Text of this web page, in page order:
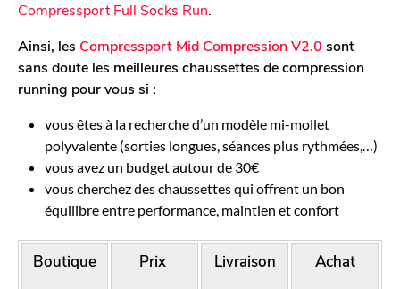
Compressport Full Socks Run
Ainsi, les Compressport Mid Compression V2.0 sont
sans doute les meilleures chaussettes de compression
running pour vous si :
vous êtes à la recherche d’un modèle mi-mollet
polyvalente (sorties longues, séances plus rythmées,…)
vous avez un budget autour de 30€
vous cherchez des chaussettes qui offrent un bon
équilibre entre performance, maintien et confort
Boutique Prix Livraison Achat